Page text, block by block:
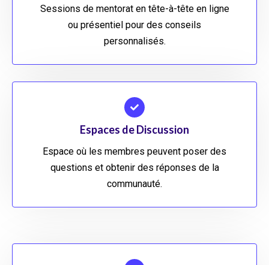
Sessions de mentorat en tête-à-tête en ligne
ou présentiel pour des conseils
personnalisés.
Espaces de Discussion
Espace où les membres peuvent poser des
questions et obtenir des réponses de la
communauté.